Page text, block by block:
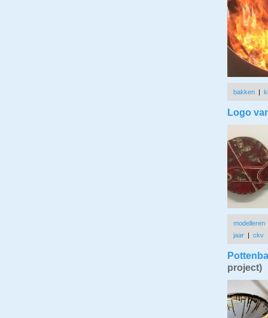
bakken |
Logo
modelleren
jaar | ckv
project)